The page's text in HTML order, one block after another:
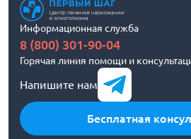
Информационная служба
8 (800) 301-90-04
Горячая линия помощи и
Напишите нам
Бесплатная